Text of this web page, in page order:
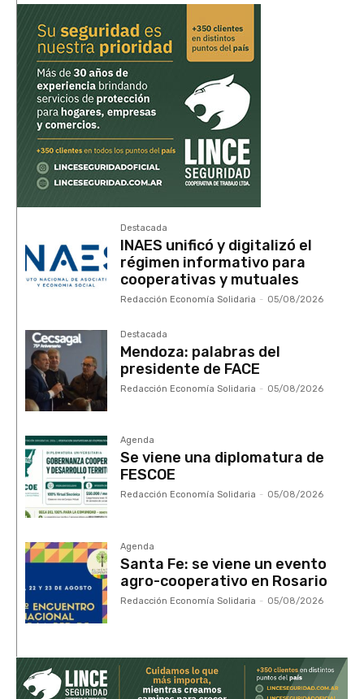
Destacada
INAES unificó y digitalizó el
régimen informativo para
cooperativas y mutuales
Redacción Economía Solidaria - 05/08/2026
Destacada
Mendoza: palabras del
presidente de FACE
Redacción Economía Solidaria - 05/08/2026
Agenda
Se viene una diplomatura de
FESCOE
Redacción Economía Solidaria - 05/08/2026
Agenda
Santa Fe: se viene un evento
agro-cooperativo en Rosario
Redacción Economía Solidaria - 05/08/2026